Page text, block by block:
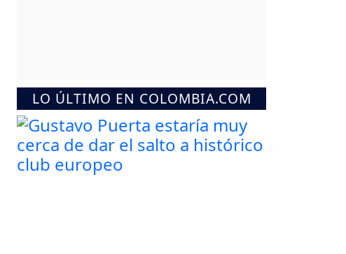
LO ÚLTIMO EN COLOMBIA.COM